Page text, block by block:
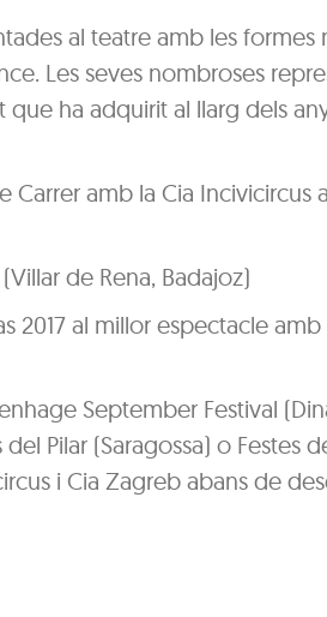
al teatre amb les formes
Les seves nombroses
ha adquirit al llarg dels
amb la Cia Incivicircus
de Rena, Badajoz)
2017 al millor espectacle
September Festival
del Pilar (Saragossa) o Festes
i Cia Zagreb abans de